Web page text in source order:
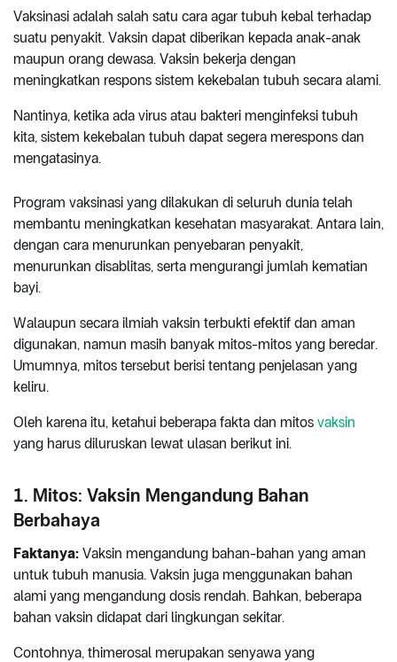
Vaksinasi adalah salah satu cara agar tubuh kebal terhadap
suatu penyakit. Vaksin dapat diberikan kepada anak-anak
maupun orang dewasa. Vaksin bekerja dengan
meningkatkan respons sistem kekebalan tubuh secara alami.
Nantinya, ketika ada virus atau bakteri menginfeksi tubuh
kita, sistem kekebalan tubuh dapat segera merespons dan
mengatasinya.
Program vaksinasi yang dilakukan di seluruh dunia telah
membantu meningkatkan kesehatan masyarakat. Antara lain,
dengan cara menurunkan penyebaran penyakit,
menurunkan disablitas, serta mengurangi jumlah kematian
bayi.
Walaupun secara ilmiah vaksin terbukti efektif dan aman
digunakan, namun masih banyak mitos-mitos yang beredar.
Umumnya, mitos tersebut berisi tentang penjelasan yang
keliru.
Oleh karena itu, ketahui beberapa fakta dan mitos vaksin
yang harus diluruskan lewat ulasan berikut ini.
1. Mitos: Vaksin Mengandung Bahan
Berbahaya
Faktanya: Vaksin mengandung bahan-bahan yang aman
untuk tubuh manusia. Vaksin juga menggunakan bahan
alami yang mengandung dosis rendah. Bahkan, beberapa
bahan vaksin didapat dari lingkungan sekitar.
Contohnya, thimerosal merupakan senyawa yang